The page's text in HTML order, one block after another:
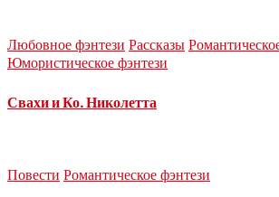
Любовное фэнтези Рассказы
Юмористическое фэнтези
Свахи и Ко. Николетта
Повести Романтическое фэнтези